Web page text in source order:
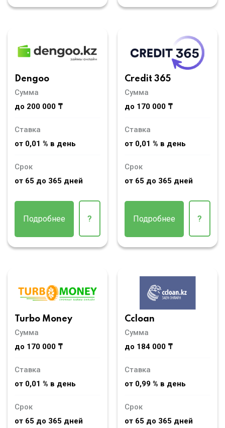
Dengoo
Сумма
до 200 000 ₸
Ставка
от 0,01 % в день
Срок
от 65 до 365 дней
Подробнее ?
Credit 365
Сумма
до 170 000 ₸
Ставка
от 0,01 % в день
Срок
от 65 до 365 дней
Подробнее ?
Turbo Money
Сумма
до 170 000 ₸
Ставка
от 0,01 % в день
Срок
от 65 до 365 дней
Ccloan
Сумма
до 184 000 ₸
Ставка
от 0,99 % в день
Срок
от 65 до 365 дней